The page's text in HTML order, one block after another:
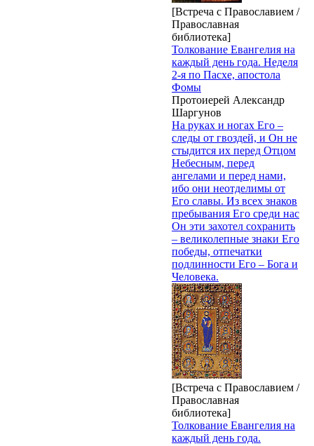
[Встреча с Православием /
Православная
библиотека]
Толкование Евангелия на
каждый день года. Неделя
2-я по Пасхе, апостола
Фомы
Протоиерей Александр
Шаргунов
На руках и ногах Его –
следы от гвоздей, и Он не
стыдится их перед Отцом
Небесным, перед
ангелами и перед нами,
ибо они неотделимы от
Его славы. Из всех знаков
пребывания Его среди нас
Он эти захотел сохранить
– великолепные знаки Его
победы, отпечатки
подлинности Его – Бога и
Человека.
[Встреча с Православием /
Православная
библиотека]
Толкование Евангелия на
каждый день года.